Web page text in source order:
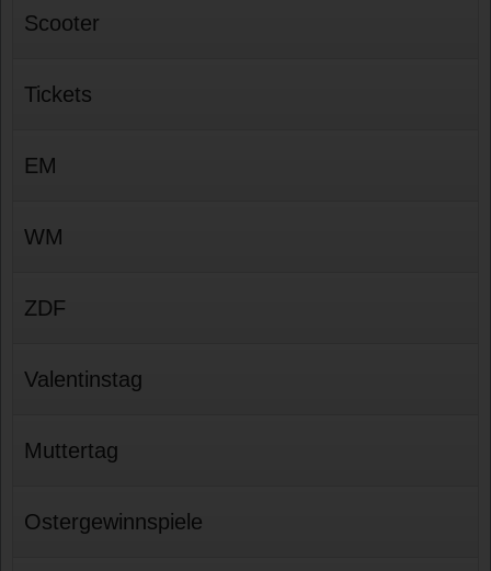
Scooter
Tickets
EM
WM
ZDF
Valentinstag
Muttertag
Ostergewinnspiele